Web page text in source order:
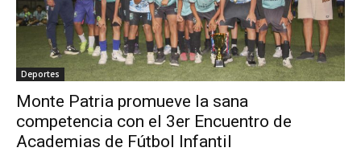
Deportes
Monte Patria promueve la sana
competencia con el 3er Encuentro de
Academias de Fútbol Infantil